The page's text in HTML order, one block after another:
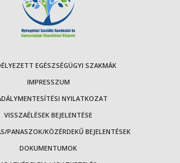
EGÉSZSÉGÜGYI SZAKMÁK
IMPRESSZUM
NYILATKOZAT
VISSZAÉLÉSEK BEJELENTÉSE
PANASZOK/KÖZÉRDEKŰ BEJELENTÉSEK
DOKUMENTUMOK